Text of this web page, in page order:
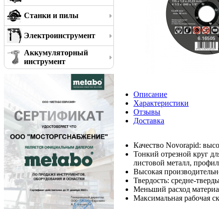
Станки и пилы
Электроинструмент
Аккумуляторный
инструмент
Описание
Характеристики
Отзывы
Доставка
Качество Novorapid:
Тонкий отрезной круг
листовой металл,
Высокая
Твердость: средне-
Меньший расход
Максимальная рабочая